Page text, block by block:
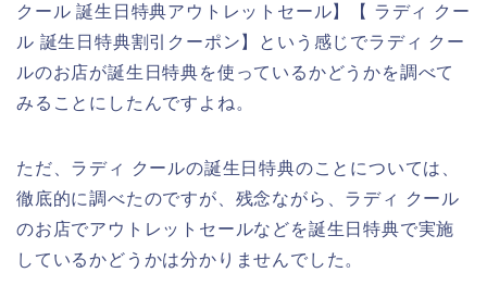
クール 誕生日特典アウトレットセール】【 ラディ クー
ル 誕生日特典割引クーポン】という感じでラディ クー
ルのお店が誕生日特典を使っているかどうかを調べて
みることにしたんですよね。
ただ、ラディ クールの誕生日特典のことについては、
徹底的に調べたのですが、残念ながら、ラディ クール
のお店でアウトレットセールなどを誕生日特典で実施
しているかどうかは分かりませんでした。